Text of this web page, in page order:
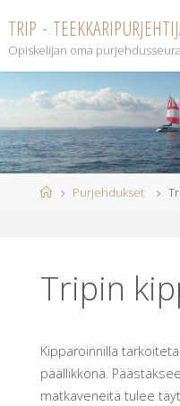
content
TRIP - TEEKKARIPURJEHTIJ
Opiskelijan oma purjehdusseura
HomePurjehdukset
Tripin
Kipparoinnilla
päällikkönä.
matkaveneitä tulee